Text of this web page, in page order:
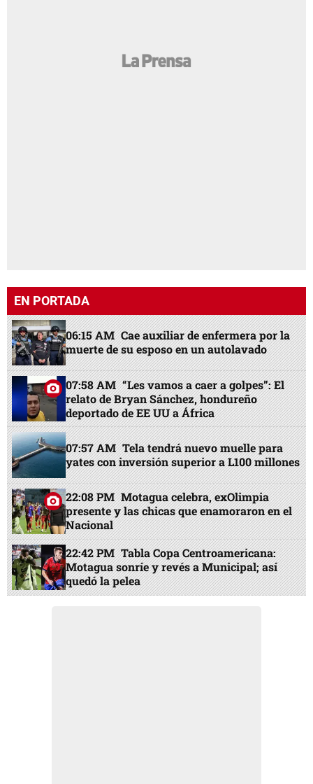
EN PORTADA
06:15 AM Cae auxiliar de enfermera por la
muerte de su esposo en un autolavado
07:58 AM “Les vamos a caer a golpes”: El
relato de Bryan Sánchez, hondureño
deportado de EE UU a África
07:57 AM Tela tendrá nuevo muelle para
yates con inversión superior a L100 millones
22:08 PM Motagua celebra, exOlimpia
presente y las chicas que enamoraron en el
Nacional
22:42 PM Tabla Copa Centroamericana:
Motagua sonríe y revés a Municipal; así
quedó la pelea